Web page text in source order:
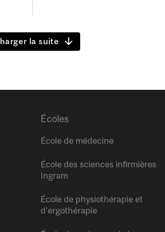
la suite
Écoles
École de médecine
École des sciences infirmières
Ingram
École de physiothérapie et
d’ergothérapie